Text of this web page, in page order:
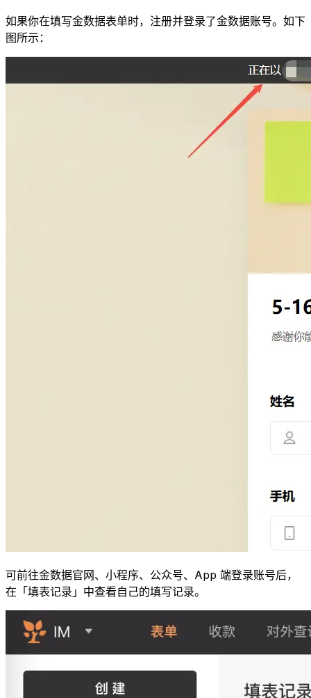
如果你在填写金数据表单时，注册并登录了金数据账号。如下
图所示：
可前往金数据官网、小程序、公众号、App 端登录账号后，
在「填表记录」中查看自己的填写记录。